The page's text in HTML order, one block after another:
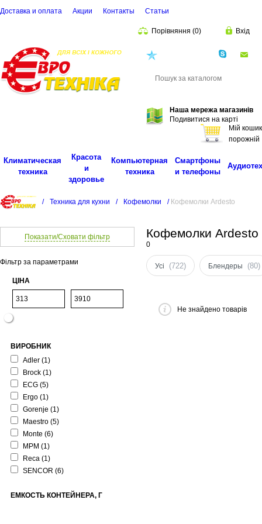
Доставка и оплата Акции Контакты Cтатьи
Порівняння (0) Вхід
Наша мережа магазинів
Подивитися на карті
Мій кошик
порожній
Климатическая
техника
Красота
и
здоровье
Компьютерная
техника
Смартфоны
и телефоны
/ Техника для кухни / Кофемолки / Кофемолки Ardesto
Показати/Сховати фільтр
Фільтр за параметрами
ЦІНА
ВИРОБНИК
Adler (1)
Brock (1)
ECG (5)
Ergo (1)
Gorenje (1)
Maestro (5)
Monte (6)
MPM (1)
Reca (1)
SENCOR (6)
ЕМКОСТЬ КОНТЕЙНЕРА, Г
Кофемолки Ardesto
0
Усі (722) Блендеры (80)
Не знайдено товарів